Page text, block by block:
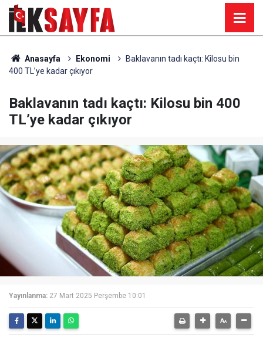
Anasayfa Ekonomi
Baklavanın tadı kaçtı: Kilosu bin
400 TL’ye kadar çıkıyor
Baklavanın tadı kaçtı: Kilosu bin 400
TL’ye kadar çıkıyor
Yayınlanma: 27 Mart 2025 Perşembe 10:01